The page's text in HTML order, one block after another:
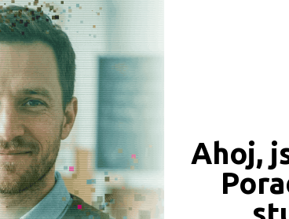
Ahoj,
Břeclav (52)
Česká Lípa (48)
České Budějovice (70)
Český Krumlov (33)
Děčín (54)
Domažlice (27)
Frýdek-Místek (90)
Havlíčkův Brod (49)